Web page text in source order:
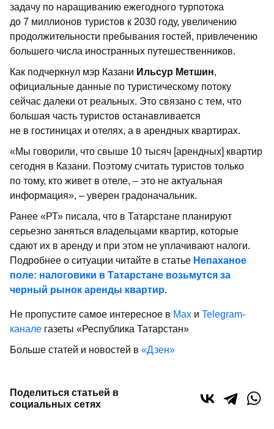
задачу по наращиванию ежегодного турпотока
до 7 миллионов туристов к 2030 году, увеличению
продолжительности пребывания гостей, привлечению
большего числа иностранных путешественников.
Как подчеркнул мэр Казани Ильсур Метшин,
официальные данные по туристическому потоку
сейчас далеки от реальных. Это связано с тем, что
большая часть туристов останавливается
не в гостиницах и отелях, а в арендных квартирах.
«Мы говорили, что свыше 10 тысяч [арендных] квартир
сегодня в Казани. Поэтому считать туристов только
по тому, кто живет в отеле, – это не актуальная
информация», – уверен градоначальник.
Ранее «РТ» писала, что в Татарстане планируют
серьезно заняться владельцами квартир, которые
сдают их в аренду и при этом не уплачивают налоги.
Подробнее о ситуации читайте в статье Непаханое
поле: налоговики в Татарстане возьмутся за
черный рынок аренды квартир.
Не пропустите самое интересное в Max и Telegram-
канале газеты «Республика Татарстан»
Больше статей и новостей в «Дзен»
Поделиться статьей в
социальных сетях